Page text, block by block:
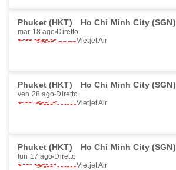
Phuket (HKT) Ho Chi Minh City (SGN)
mar 18 ago Diretto
Vietjet Air
Phuket (HKT) Ho Chi Minh City (SGN)
ven 28 ago Diretto
Vietjet Air
Phuket (HKT) Ho Chi Minh City (SGN)
lun 17 ago Diretto
Vietjet Air